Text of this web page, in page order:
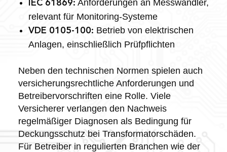
IEC 61869: Anforderungen an Messwandler,
relevant für Monitoring-Systeme
VDE 0105-100: Betrieb von elektrischen
Anlagen, einschließlich Prüfpflichten
Neben den technischen Normen spielen auch
versicherungsrechtliche Anforderungen und
Betreibervorschriften eine Rolle. Viele
Versicherer verlangen den Nachweis
regelmäßiger Diagnosen als Bedingung für
Deckungsschutz bei Transformatorschäden.
Für Betreiber in regulierten Branchen wie der